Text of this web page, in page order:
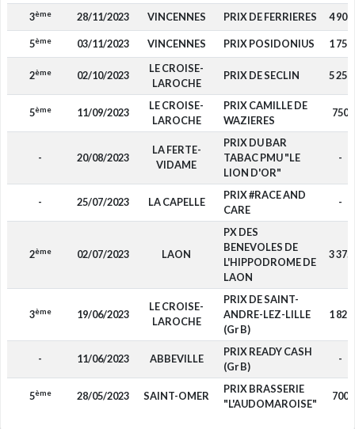
3ème 28/11/2023 VINCENNES PRIX DE FERRIERES 4 900
5ème 03/11/2023 VINCENNES PRIX POSIDONIUS 1 750
2ème 02/10/2023
LE CROISE-
LAROCHE
PRIX DE SECLIN 5 250
5ème 11/09/2023
LE CROISE-
LAROCHE
PRIX CAMILLE DE
WAZIERES
750
- 20/08/2023
LA FERTE-
VIDAME
PRIX DU BAR
TABAC PMU "LE
LION D'OR"
-
- 25/07/2023 LA CAPELLE
PRIX #RACE AND
CARE
-
2ème 02/07/2023 LAON
PX DES
BENEVOLES DE
L'HIPPODROME DE
LAON
3 375
3ème 19/06/2023
LE CROISE-
LAROCHE
PRIX DE SAINT-
ANDRE-LEZ-LILLE
(Gr B)
1 820
- 11/06/2023 ABBEVILLE
PRIX READY CASH
(Gr B)
-
5ème 28/05/2023 SAINT-OMER
PRIX BRASSERIE
"L'AUDOMAROISE"
700